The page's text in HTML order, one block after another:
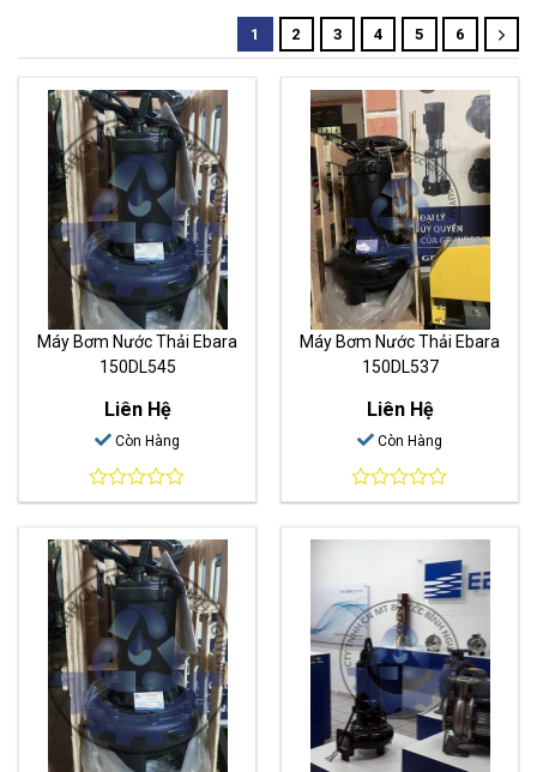
1 2 3 4 5 6
Máy Bơm Nước Thải Ebara
150DL545
Liên Hệ
Còn Hàng
0
out
of
5
Máy Bơm Nước Thải Ebara
150DL537
Liên Hệ
Còn Hàng
0
out
of